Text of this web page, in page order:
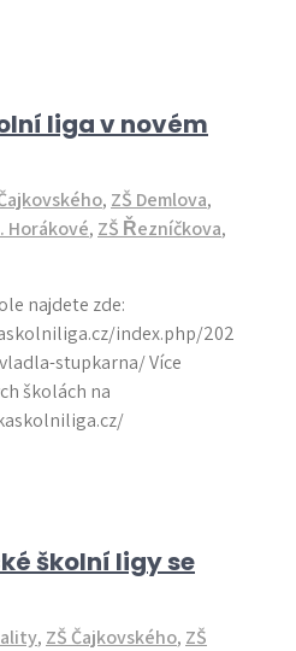
liga v novém
, ZŠ Demlova,
Horákové, ZŠ Řezníčkova,
najdete zde:
index.php/202
stupkarna/ Více
školách na
školní ligy se
, ZŠ Čajkovského, ZŠ